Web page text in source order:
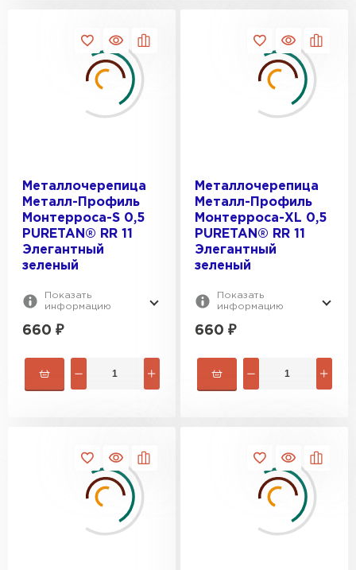
Металлочерепица
Металл-Профиль
Монтерроса-S 0,5
PURETAN® RR 11
Элегантный
зеленый
Показать
информацию
660 ₽
Металлочерепица
Металл-Профиль
Монтерроса-XL 0,5
PURETAN® RR 11
Элегантный
зеленый
Показать
информацию
660 ₽
Ондулин